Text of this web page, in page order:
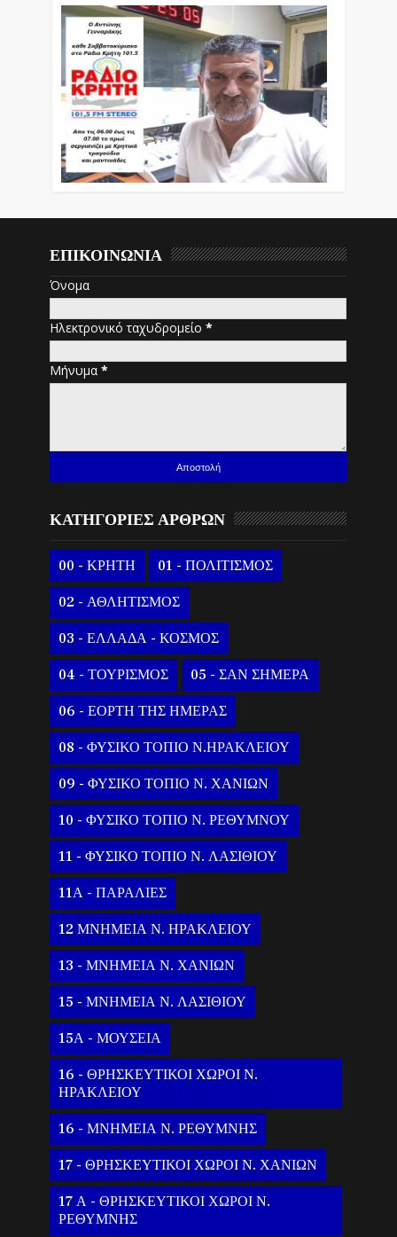
ΕΠΙΚΟΙΝΩΝΙΑ
Όνομα
Ηλεκτρονικό ταχυδρομείο*
Μήνυμα*
ΚΑΤΗΓΟΡΙΕΣ ΑΡΘΡΩΝ
00 - ΚΡΗΤΗ 01 - ΠΟΛΙΤΙΣΜΟΣ
02 - ΑΘΛΗΤΙΣΜΟΣ
03 - ΕΛΛΑΔΑ - ΚΟΣΜΟΣ
04 - ΤΟΥΡΙΣΜΟΣ 05 - ΣΑΝ ΣΗΜΕΡΑ
06 - ΕΟΡΤΗ ΤΗΣ ΗΜΕΡΑΣ
08 - ΦΥΣΙΚΟ ΤΟΠΙΟ Ν.ΗΡΑΚΛΕΙΟΥ
09 - ΦΥΣΙΚΟ ΤΟΠΙΟ Ν. ΧΑΝΙΩΝ
10 - ΦΥΣΙΚΟ ΤΟΠΙΟ Ν. ΡΕΘΥΜΝΟΥ
11 - ΦΥΣΙΚΟ ΤΟΠΙΟ Ν. ΛΑΣΙΘΙΟΥ
11Α - ΠΑΡΑΛΙΕΣ
12 ΜΝΗΜΕΙΑ Ν. ΗΡΑΚΛΕΙΟΥ
13 - ΜΝΗΜΕΙΑ Ν. ΧΑΝΙΩΝ
15 - ΜΝΗΜΕΙΑ Ν. ΛΑΣΙΘΙΟΥ
15Α - ΜΟΥΣΕΙΑ
16 - ΘΡΗΣΚΕΥΤΙΚΟΙ ΧΩΡΟΙ Ν.
ΗΡΑΚΛΕΙΟΥ
16 - ΜΝΗΜΕΙΑ Ν. ΡΕΘΥΜΝΗΣ
17 - ΘΡΗΣΚΕΥΤΙΚΟΙ ΧΩΡΟΙ Ν. ΧΑΝΙΩΝ
17 Α - ΘΡΗΣΚΕΥΤΙΚΟΙ ΧΩΡΟΙ Ν.
ΡΕΘΥΜΝΗΣ